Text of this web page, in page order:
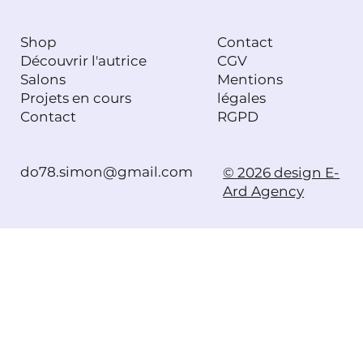
do78.simon@gmail.com
Shop
Découvrir l'autrice
Salons
Projets en cours
Contact
Contact
CGV
Mentions
légales
RGPD
© 2026 design E-
Ard Agency